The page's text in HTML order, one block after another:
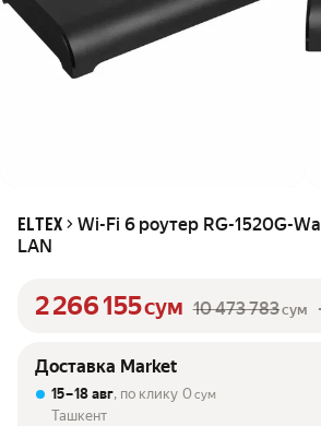
ELTEX
Wi-Fi 6 роутер RG-1520G-
LAN
2 266 155сум 10 473 783сум
Доставка Market
15 – 18 авг, по клику 0 сум
Ташкент